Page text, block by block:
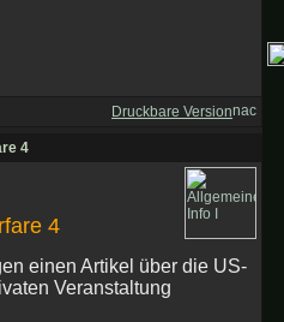
Druckbare Version
4
4
einen Artikel über die US-
Veranstaltung